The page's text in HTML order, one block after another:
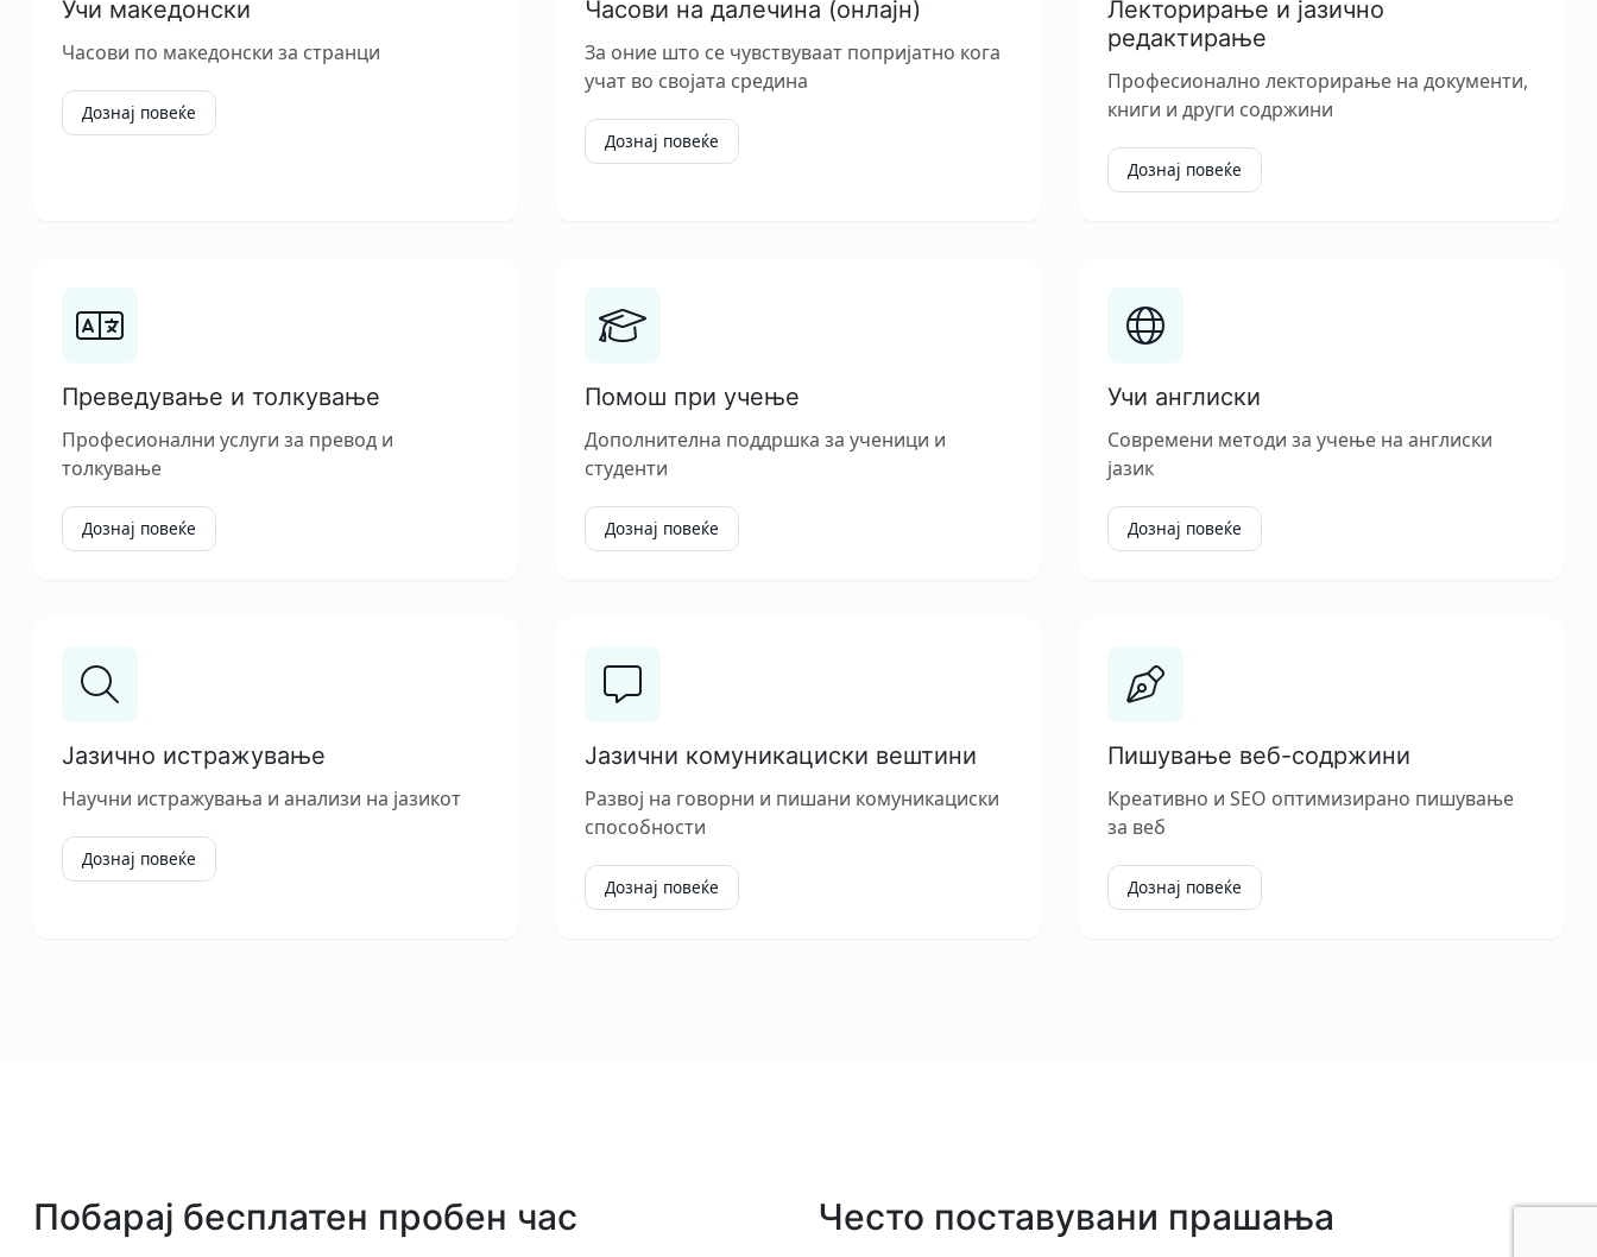
Учи македонски
Часови по македонски за странци
Дознај повеќе
Часови на далечина (онлајн)
За оние што се чувствуваат попријатно кога
учат во својата средина
Дознај повеќе
Лекторирање и јазично
редактирање
Професионално лекторирање на документи,
книги и други содржини
Дознај повеќе
Преведување и толкување
Професионални услуги за превод и
толкување
Дознај повеќе
Помош при учење
Дополнителна поддршка за ученици и
студенти
Дознај повеќе
Учи англиски
Современи методи за учење на англиски
јазик
Дознај повеќе
Јазично истражување
Научни истражувања и анализи на јазикот
Дознај повеќе
Јазични комуникациски вештини
Развој на говорни и пишани комуникациски
способности
Дознај повеќе
Пишување веб-содржини
Креативно и SEO оптимизирано пишување
за веб
Дознај повеќе
Побарај бесплатен пробен час Често поставувани прашања